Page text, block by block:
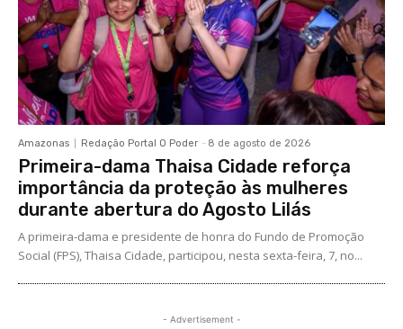
Amazonas Redação Portal O Poder - 8 de agosto de 2026
Primeira-dama Thaisa Cidade reforça
importância da proteção às mulheres
durante abertura do Agosto Lilás
A primeira-dama e presidente de honra do Fundo de Promoção
Social (FPS), Thaisa Cidade, participou, nesta sexta-feira, 7, no...
- Advertisement -